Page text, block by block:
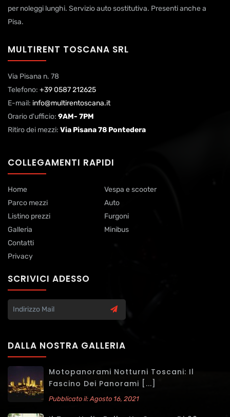
per noleggi lunghi. Servizio auto sostitutiva. Presenti anche a
Pisa.
MULTIRENT TOSCANA SRL
Via Pisana n. 78
Telefono: +39 0587 212625
E-mail: info@multirentoscana.it
Orario d'ufficio: 9AM- 7PM
Ritiro dei mezzi: Via Pisana 78 Pontedera
COLLEGAMENTI RAPIDI
Home
Parco mezzi
Listino prezzi
Galleria
Contatti
Privacy
Vespa e scooter
Auto
Furgoni
Minibus
SCRIVICI ADESSO
DALLA NOSTRA GALLERIA
Motopanorami Notturni Toscani: Il
Fascino Dei Panorami [...]
Pubblicato il: Agosto 16, 2021